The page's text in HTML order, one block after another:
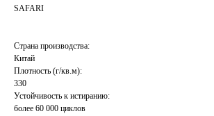
SAFARI
Страна производства:
Китай
Плотность (г/кв.м):
330
Устойчивость к истиранию:
более 60 000 циклов